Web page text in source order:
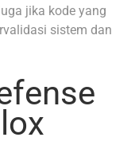
jika kode yang
sistem dan